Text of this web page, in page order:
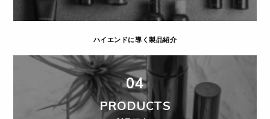
ハイエンドに導く製品紹介
04
PRODUCTS